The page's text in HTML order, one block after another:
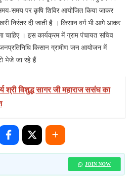
समय पर कृषि शिविर आयोजित किया जाकर
निरंतर दी जाती है । किसान वर्ग भी आगे आकर
चाहिए । इस कार्यक्रम में ग्राम पंचायत सचिव
किसान ग्रामीण जन आयोजन में
भेजे जा रहे हैं
श्री विशुद्ध सागर जी महाराज ससंघ का
JOIN NOW